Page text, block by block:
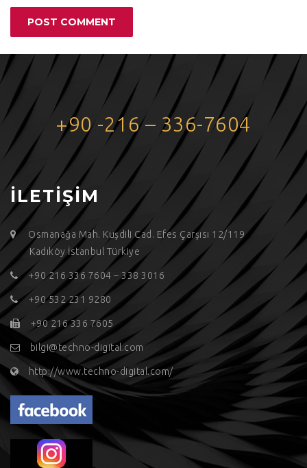
+90 -216 – 336-7604
İLETİŞİM
Osmanağa Mah. Kuşdili Cad. Efes Çarşısı 12/119
Kadıköy İstanbul Türkiye
+90 216 336 7604 – 338 3016
+90 532 231 9280
+90 216 336 7605
bilgi@techno-digital.com
http://www.techno-digital.com/